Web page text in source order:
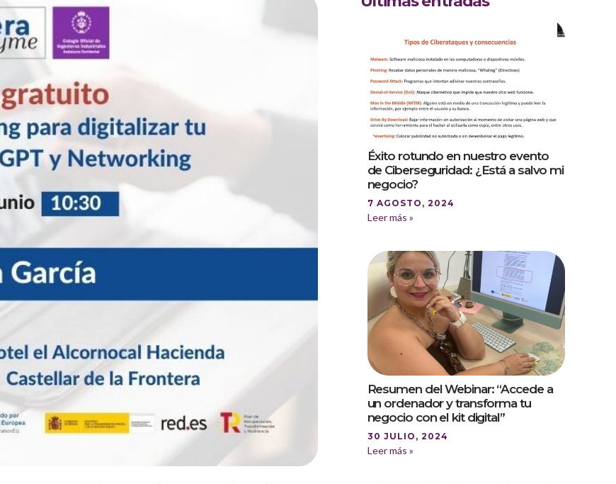
Éxito rotundo en nuestro evento
de Ciberseguridad: ¿Está a salvo mi
negocio?
7 AGOSTO, 2024
Leer más »
Resumen del Webinar: “Accede a
un ordenador y transforma tu
negocio con el kit digital”
30 JULIO, 2024
Leer más »